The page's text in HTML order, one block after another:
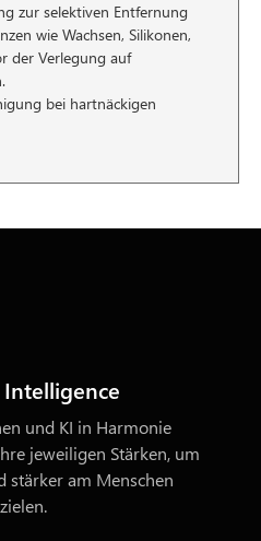
zur selektiven Entfernung
wie Wachsen, Silikonen,
der Verlegung auf
bei hartnäckigen
und KI in Harmonie
jeweiligen Stärken, um
stärker am Menschen